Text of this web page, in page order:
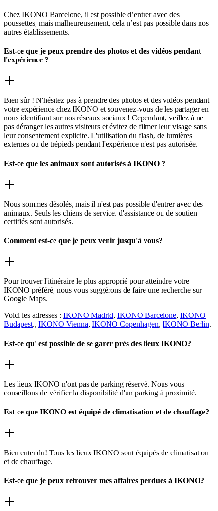
Chez IKONO Barcelone, il est possible d’entrer avec des
poussettes, mais malheureusement, cela n’est pas possible dans nos
autres établissements.
Est-ce que je peux prendre des photos et des vidéos pendant
l'expérience ?
Bien sûr ! N'hésitez pas à prendre des photos et des vidéos pendant
votre expérience chez IKONO et souvenez-vous de les partager en
nous identifiant sur nos réseaux sociaux ! Cependant, veillez à ne
pas déranger les autres visiteurs et évitez de filmer leur visage sans
leur consentement explicite. L'utilisation du flash, de lumières
externes ou de trépieds pendant l'expérience n'est pas autorisée.
Est-ce que les animaux sont autorisés à IKONO ?
Nous sommes désolés, mais il n'est pas possible d'entrer avec des
animaux. Seuls les chiens de service, d'assistance ou de soutien
certifiés sont autorisés.
Comment est-ce que je peux venir jusqu'à vous?
Pour trouver l'itinéraire le plus approprié pour atteindre votre
IKONO préféré, nous vous suggérons de faire une recherche sur
Google Maps.
Voici les adresses : IKONO Madrid, IKONO Barcelone, IKONO
Budapest., IKONO Vienna, IKONO Copenhagen, IKONO Berlin.
Est-ce qu' est possible de se garer près des lieux IKONO?
Les lieux IKONO n'ont pas de parking réservé. Nous vous
conseillons de vérifier la disponibilité d'un parking à proximité.
Est-ce que IKONO est équipé de climatisation et de chauffage?
Bien entendu! Tous les lieux IKONO sont équipés de climatisation
et de chauffage.
Est-ce que je peux retrouver mes affaires perdues à IKONO?